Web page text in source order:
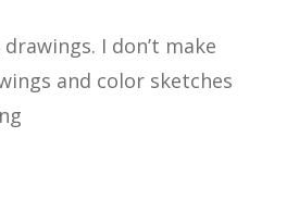
I don’t make
and color sketches